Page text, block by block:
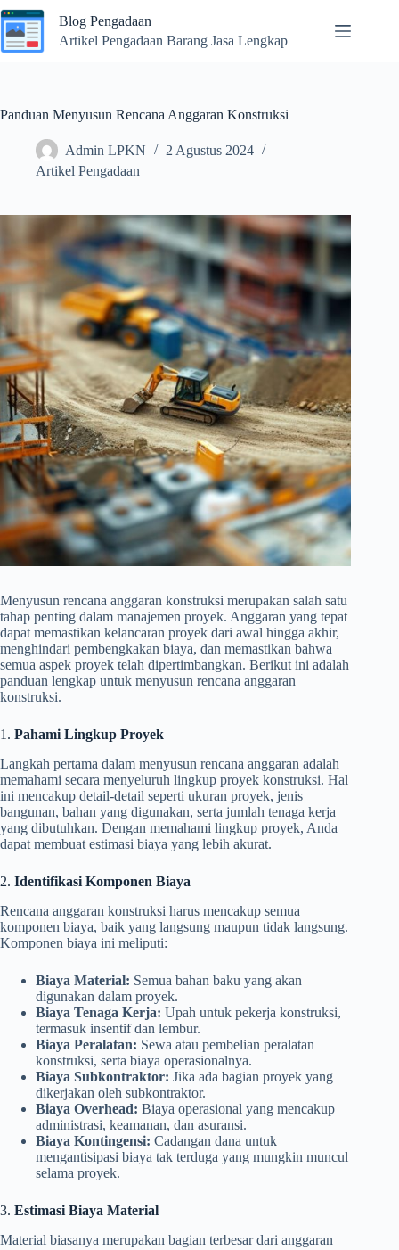
Skip
to
content
Blog Pengadaan
Artikel Pengadaan Barang Jasa Lengkap
Panduan Menyusun Rencana Anggaran Konstruksi
Admin LPKN
2 Agustus 2024
Artikel Pengadaan
Menyusun rencana anggaran konstruksi merupakan salah satu
tahap penting dalam manajemen proyek. Anggaran yang tepat
dapat memastikan kelancaran proyek dari awal hingga akhir,
menghindari pembengkakan biaya, dan memastikan bahwa
semua aspek proyek telah dipertimbangkan. Berikut ini adalah
panduan lengkap untuk menyusun rencana anggaran
konstruksi.
1. Pahami Lingkup Proyek
Langkah pertama dalam menyusun rencana anggaran adalah
memahami secara menyeluruh lingkup proyek konstruksi. Hal
ini mencakup detail-detail seperti ukuran proyek, jenis
bangunan, bahan yang digunakan, serta jumlah tenaga kerja
yang dibutuhkan. Dengan memahami lingkup proyek, Anda
dapat membuat estimasi biaya yang lebih akurat.
2. Identifikasi Komponen Biaya
Rencana anggaran konstruksi harus mencakup semua
komponen biaya, baik yang langsung maupun tidak langsung.
Komponen biaya ini meliputi:
Biaya Material: Semua bahan baku yang akan
digunakan dalam proyek.
Biaya Tenaga Kerja: Upah untuk pekerja konstruksi,
termasuk insentif dan lembur.
Biaya Peralatan: Sewa atau pembelian peralatan
konstruksi, serta biaya operasionalnya.
Biaya Subkontraktor: Jika ada bagian proyek yang
dikerjakan oleh subkontraktor.
Biaya Overhead: Biaya operasional yang mencakup
administrasi, keamanan, dan asuransi.
Biaya Kontingensi: Cadangan dana untuk
mengantisipasi biaya tak terduga yang mungkin muncul
selama proyek.
3. Estimasi Biaya Material
Material biasanya merupakan bagian terbesar dari anggaran